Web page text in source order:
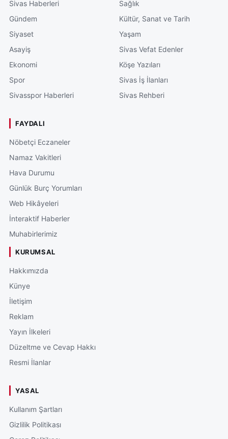
Sivas Haberleri
Gündem
Siyaset
Asayiş
Ekonomi
Spor
Sivasspor Haberleri
Sağlık
Kültür, Sanat ve Tarih
Yaşam
Sivas Vefat Edenler
Köşe Yazıları
Sivas İş İlanları
Sivas Rehberi
FAYDALI
Nöbetçi Eczaneler
Namaz Vakitleri
Hava Durumu
Günlük Burç Yorumları
Web Hikâyeleri
İnteraktif Haberler
Muhabirlerimiz
KURUMSAL
Hakkımızda
Künye
İletişim
Reklam
Yayın İlkeleri
Düzeltme ve Cevap Hakkı
Resmi İlanlar
YASAL
Kullanım Şartları
Gizlilik Politikası